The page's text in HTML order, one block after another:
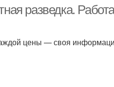
разведка.
цены — своя